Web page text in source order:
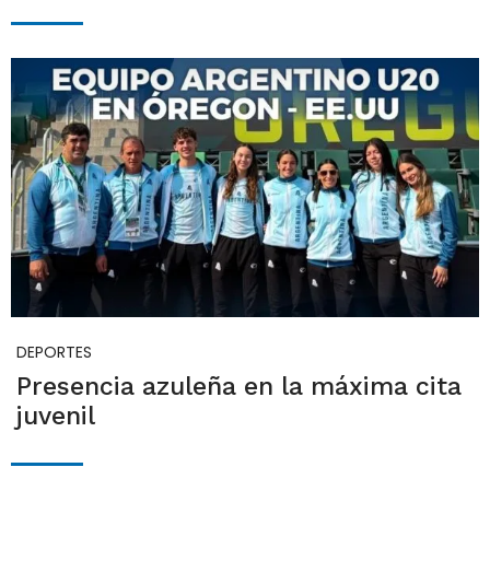
DEPORTES
Presencia azuleña en la máxima cita
juvenil